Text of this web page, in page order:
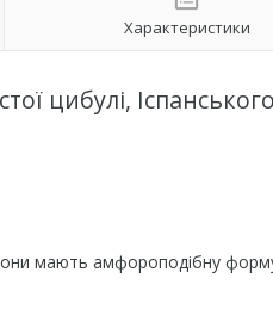
Характеристики
цибулі,
мають амфороподібну